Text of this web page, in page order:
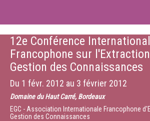
12e Conférence
Francophone sur
Gestion des Connaissances
Du 1 févr. 2012 au 3 février 2012
Domaine du Haut Carré, Bordeaux
EGC - Association Internationale Francophone
Gestion des Connaissances